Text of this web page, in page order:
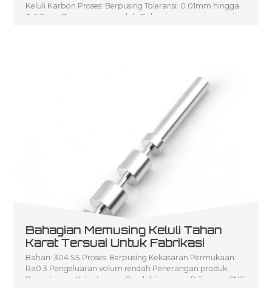
Keluli Karbon Proses: Berpusing Toleransi: 0.01mm hingga
0.0 2mm Penerangan produk: Bahagian pemusing mesin
Bahagian Memusing Keluli Tahan
Karat Tersuai Untuk Fabrikasi
Bahan: 304 SS Proses: Berpusing Kekasaran Permukaan:
Ra0.3 Pengeluaran volum rendah Penerangan produk:
Pengeluaran Kelantangan Rendah bagi seni P Turning CNC